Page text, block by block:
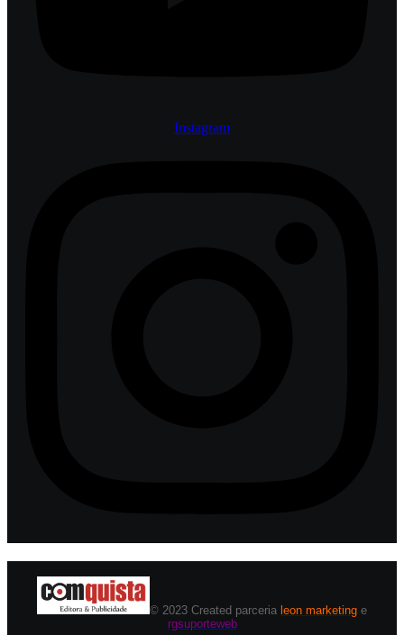
Instagram
© 2023 Created parceria leon marketing e
rgsuporteweb